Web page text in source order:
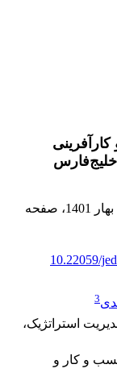
1401
، صفحه
10.22059/
3
استراتژیک،
کسب و کار و